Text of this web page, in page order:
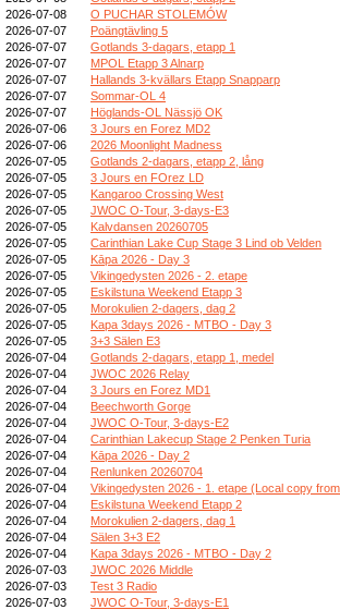
2026-07-08
O PUCHAR STOLEMÓW
2026-07-07
Poängtävling 5
2026-07-07
Gotlands 3-dagars, etapp 1
2026-07-07
MPOL Etapp 3 Alnarp
2026-07-07
Hallands 3-kvällars Etapp Snapparp
2026-07-07
Sommar-OL 4
2026-07-07
Höglands-OL Nässjö OK
2026-07-06
3 Jours en Forez MD2
2026-07-06
2026 Moonlight Madness
2026-07-05
Gotlands 2-dagars, etapp 2, lång
2026-07-05
3 Jours en FOrez LD
2026-07-05
Kangaroo Crossing West
2026-07-05
JWOC O-Tour, 3-days-E3
2026-07-05
Kalvdansen 20260705
2026-07-05
Carinthian Lake Cup Stage 3 Lind ob Velden
2026-07-05
Kāpa 2026 - Day 3
2026-07-05
Vikingedysten 2026 - 2. etape
2026-07-05
Eskilstuna Weekend Etapp 3
2026-07-05
Morokulien 2-dagers, dag 2
2026-07-05
Kapa 3days 2026 - MTBO - Day 3
2026-07-05
3+3 Sälen E3
2026-07-04
Gotlands 2-dagars, etapp 1, medel
2026-07-04
JWOC 2026 Relay
2026-07-04
3 Jours en Forez MD1
2026-07-04
Beechworth Gorge
2026-07-04
JWOC O-Tour, 3-days-E2
2026-07-04
Carinthian Lakecup Stage 2 Penken Turia
2026-07-04
Kāpa 2026 - Day 2
2026-07-04
Renlunken 20260704
2026-07-04
Vikingedysten 2026 - 1. etape (Local copy
2026-07-04
Eskilstuna Weekend Etapp 2
2026-07-04
Morokulien 2-dagers, dag 1
2026-07-04
Sälen 3+3 E2
2026-07-04
Kapa 3days 2026 - MTBO - Day 2
2026-07-03
JWOC 2026 Middle
2026-07-03
Test 3 Radio
2026-07-03
JWOC O-Tour, 3-days-E1